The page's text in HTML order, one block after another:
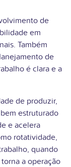
de
em
Também
de
é clara e a
de produzir,
estruturado
e acelera
rotatividade,
quando
a operação